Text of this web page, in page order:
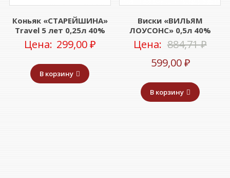
Коньяк «СТАРЕЙШИНА»
Travel 5 лет 0,25л 40%
Цена: 299,00₽
В корзину
Виски «ВИЛЬЯМ
ЛОУСОНС» 0,5л 40%
Цена: 884,71₽
599,00₽
цена:
599,00
В корзину